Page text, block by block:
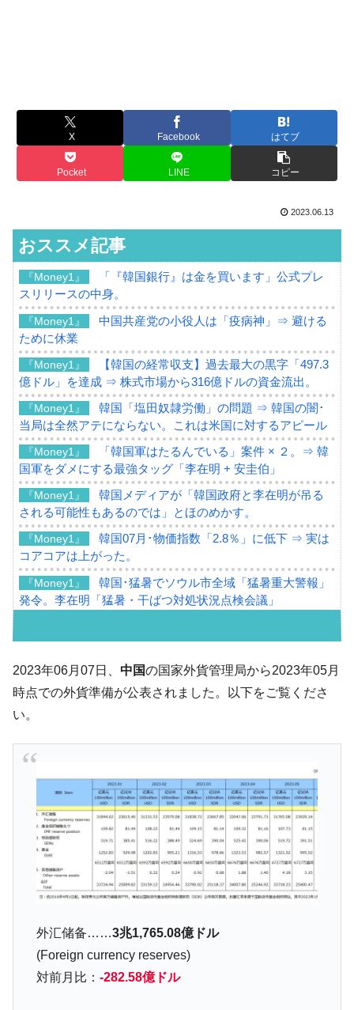
X Facebook はてブ
Pocket LINE コピー
2023.06.13
おススメ記事
『Money1』
「『韓国銀行』は金を買います」公式プレ
スリリースの中身。
『Money1』
中国共産党の小役人は「疫病神」⇒ 避ける
ために休業
『Money1』
【韓国の経常収支】過去最大の黒字「497.3
億ドル」を達成 ⇒ 株式市場から316億ドルの資金流出。
『Money1』
韓国「塩田奴隷労働」の問題 ⇒ 韓国の闇･
当局は全然アテにならない。これは米国に対するアピール
『Money1』
「韓国軍はたるんでいる」案件 × ２。⇒ 韓
国軍をダメにする最強タッグ「李在明 + 安圭伯」
『Money1』
韓国メディアが「韓国政府と李在明が吊る
される可能性もあるのでは」とほのめかす。
『Money1』
韓国07月･物価指数「2.8％」に低下 ⇒ 実は
コアコアは上がった。
『Money1』
韓国･猛暑でソウル市全域「猛暑重大警報」
発令。李在明「猛暑・干ばつ対処状況点検会議」
07月販売台数は去年のほぼ半分「71台」しか売れなかっ
た。『起亜』は9台だけ
『Money1』
韓国「信用赦免を何回やっても、何回やっ
落！
『Money1』
韓国K9専用砲弾･装薬自動供給装甲車両･珍
兵器「K10」が改良に乗り出す。
『Money1』
韓国「2026年07月の輸出入」絶好調。半導
体だけで410億ドル、輸出全体の41％もある
『Money1』
韓国･李在明「青年層の雇用状況が悪い。せ
や、若者に起業させよう」⇒ どんな雇用対策だソレ。
『Money1』
ル。外平債の発行「19.4億ドル」
ーにウソのデータを入力したのは明白だ」
韓国･李在明さっそく不動産対策で浅薄な発
言。
2023年06月07日、 中国の国家外貨管理局から2023年05月
時点での外貨準備が公表されました。以下をご覧くださ
い。
外汇储备……3兆1,765.08億ドル
(Foreign currency reserves)
対前月比： -282.58億ドル